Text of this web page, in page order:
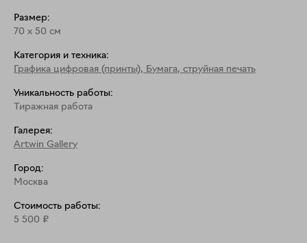
Размер:
70 x 50 см
Категория и техника:
Графика цифровая (принты), Бумага, струйная печать
Уникальность работы:
Тиражная работа
Галерея:
Artwin Gallery
Город:
Москва
Стоимость работы:
5 500 ₽